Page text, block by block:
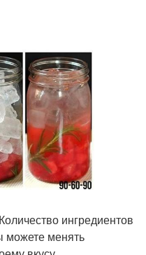
ингредиентов
можете менять